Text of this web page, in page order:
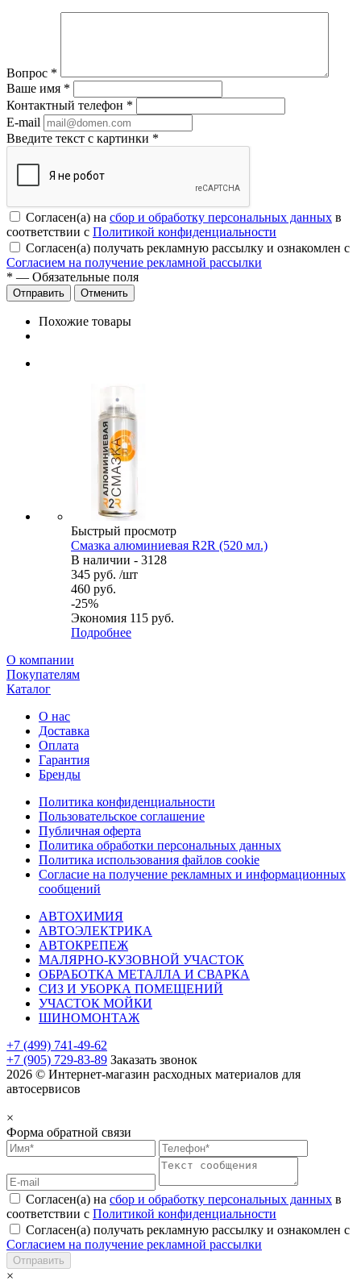
Вопрос *
Ваше имя *
Контактный телефон *
E-mail
Введите текст с картинки *
Согласен(а) на сбор и обработку персональных данных в
соответствии с Политикой конфиденциальности
Согласен(а) получать рекламную рассылку и ознакомлен с
Согласием на получение рекламной рассылки
* — Обязательные поля
Отменить
Похожие товары
Быстрый просмотр
Смазка алюминиевая R2R (520 мл.)
В наличии - 3128
345 руб. /шт
460 руб.
-25%
Экономия 115 руб.
Подробнее
О компании
Покупателям
Каталог
О нас
Доставка
Оплата
Гарантия
Бренды
Политика конфиденциальности
Пользовательское соглашение
Публичная оферта
Политика обработки персональных данных
Политика использования файлов cookie
Согласие на получение рекламных и информационных
сообщений
АВТОХИМИЯ
АВТОЭЛЕКТРИКА
АВТОКРЕПЕЖ
МАЛЯРНО-КУЗОВНОЙ УЧАСТОК
ОБРАБОТКА МЕТАЛЛА И СВАРКА
СИЗ И УБОРКА ПОМЕЩЕНИЙ
УЧАСТОК МОЙКИ
ШИНОМОНТАЖ
+7 (499) 741-49-62
+7 (905) 729-83-89 Заказать звонок
2026 © Интернет-магазин расходных материалов для
автосервисов
×
Форма обратной связи
Согласен(а) на сбор и обработку персональных данных в
соответствии с Политикой конфиденциальности
Согласен(а) получать рекламную рассылку и ознакомлен с
Согласием на получение рекламной рассылки
Отправить
×